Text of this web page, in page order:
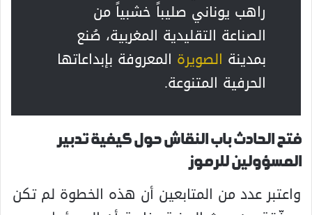
راهب يوناني صليباً خشبياً من
الصناعة التقليدية المغربية، صُنع
بمدينة الصويرة المعروفة بإبداعاتها
الحرفية المتنوعة.
فتح الحادث باب النقاش حول كيفية تدبير
المسؤولين للرموز
واعتبر عدد من المتابعين أن هذه الخطوة لم تكن